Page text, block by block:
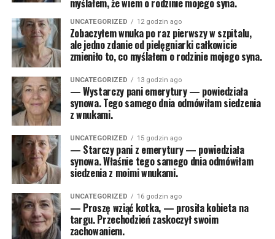
myślałem, że wiem o rodzinie mojego syna.
UNCATEGORIZED 12 godzin ago
Zobaczyłem wnuka po raz pierwszy w szpitalu,
ale jedno zdanie od pielęgniarki całkowicie
zmieniło to, co myślałem o rodzinie mojego syna.
UNCATEGORIZED 13 godzin ago
— Wystarczy pani emerytury — powiedziała
synowa. Tego samego dnia odmówiłam siedzenia
z wnukami.
UNCATEGORIZED 15 godzin ago
— Starczy pani z emerytury — powiedziała
synowa. Właśnie tego samego dnia odmówiłam
siedzenia z moimi wnukami.
UNCATEGORIZED 16 godzin ago
— Proszę wziąć kotka, — prosiła kobieta na
targu. Przechodzień zaskoczył swoim
zachowaniem.